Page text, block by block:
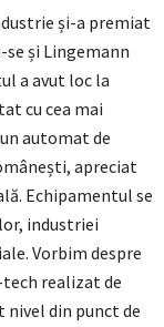
și-a premiat
și Lingemann
a avut loc la
cu cea mai
automat de
apreciat
Echipamentul se
industriei
Vorbim despre
realizat de
nivel din punct de